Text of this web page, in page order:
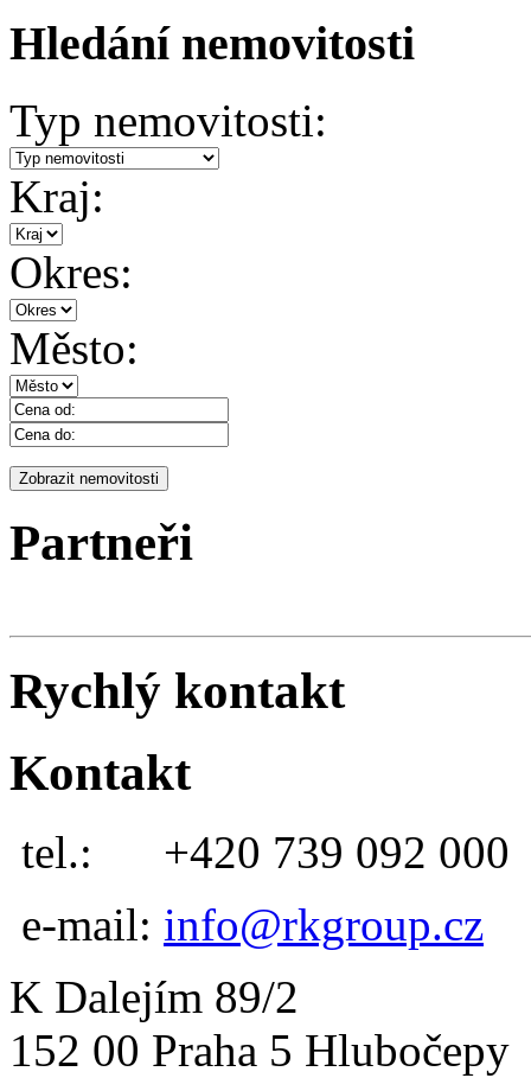
Hledání nemovitosti
Typ nemovitosti:
Kraj:
Okres:
Město:
Partneři
Rychlý kontakt
Kontakt
tel.: +420 739 092 000
e-mail: info@rkgroup.cz
K Dalejím 89/2
152 00 Praha 5 Hlubočepy